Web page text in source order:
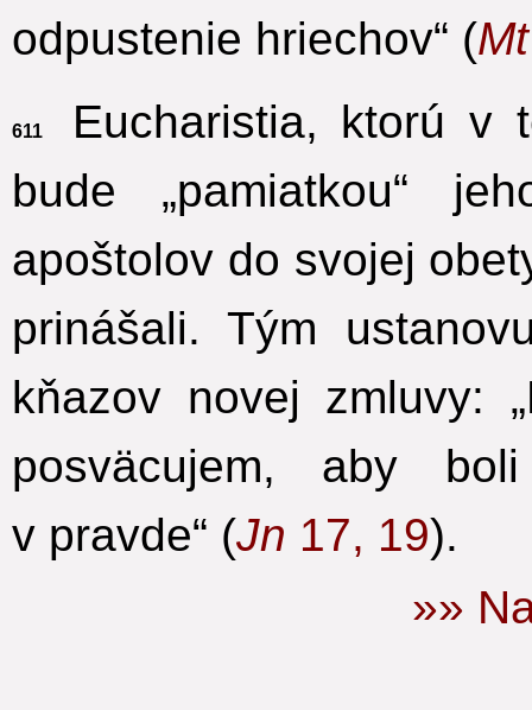
odpustenie hriechov“ (Mt
611
Eucharistia, ktorú v
bude „pamiatkou“
apoštolov do svojej
prinášali.Tým
kňazov novej zmluvy:
posväcujem, aby
v pravde“ (Jn 17, 19).
»»